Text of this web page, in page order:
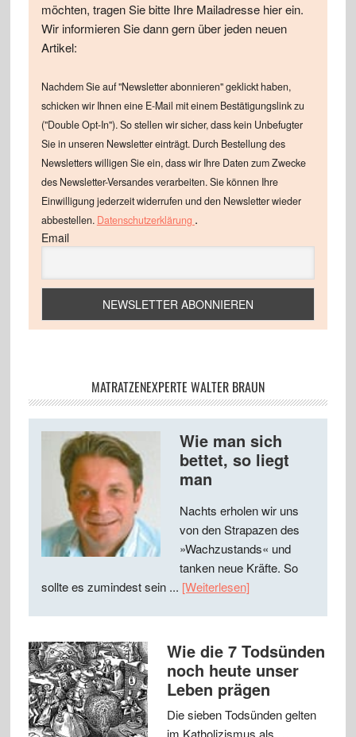
möchten, tragen Sie bitte Ihre Mailadresse hier ein.
Wir informieren Sie dann gern über jeden neuen
Artikel:
Nachdem Sie auf "Newsletter abonnieren" geklickt haben,
schicken wir Ihnen eine E-Mail mit einem Bestätigungslink zu
("Double Opt-In"). So stellen wir sicher, dass kein Unbefugter
Sie in unseren Newsletter einträgt. Durch Bestellung des
Newsletters willigen Sie ein, dass wir Ihre Daten zum Zwecke
des Newsletter-Versandes verarbeiten. Sie können Ihre
Einwilligung jederzeit widerrufen und den Newsletter wieder
abbestellen. Datenschutzerklärung .
Email
MATRATZENEXPERTE WALTER BRAUN
Wie man sich
bettet, so liegt
man
Nachts erholen wir uns
von den Strapazen des
»Wachzustands« und
tanken neue Kräfte. So
sollte es zumindest sein ... [Weiterlesen]
Wie die 7 Todsünden
noch heute unser
Leben prägen
Die sieben Todsünden gelten
im Katholizismus als …